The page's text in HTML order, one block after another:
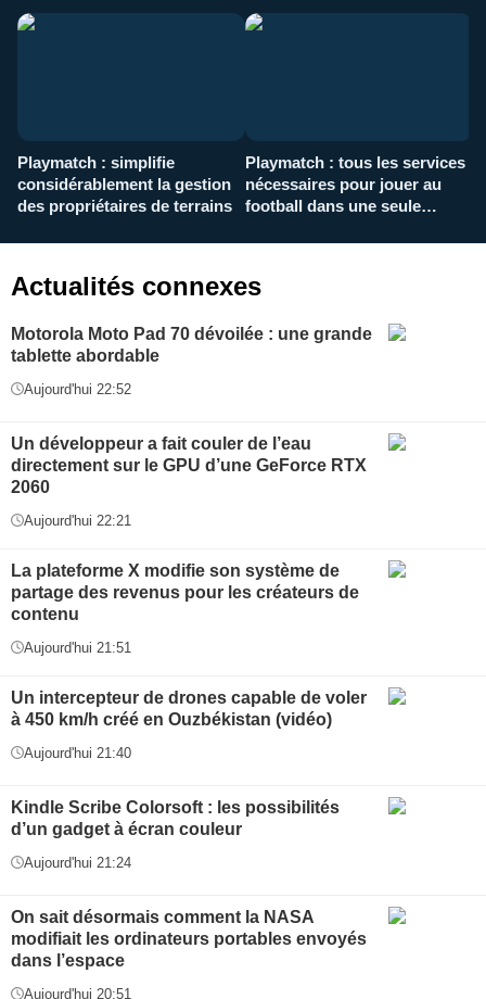
Playmatch : simplifie
considérablement la gestion
des propriétaires de terrains
Playmatch : tous les services
nécessaires pour jouer au
football dans une seule
Actualités connexes
Motorola Moto Pad 70 dévoilée : une grande
tablette abordable
Aujourd'hui 22:52
Un développeur a fait couler de l’eau
directement sur le GPU d’une GeForce RTX
2060
Aujourd'hui 22:21
La plateforme X modifie son système de
partage des revenus pour les créateurs de
contenu
Aujourd'hui 21:51
Un intercepteur de drones capable de voler
à 450 km/h créé en Ouzbékistan (vidéo)
Aujourd'hui 21:40
Kindle Scribe Colorsoft : les possibilités
d’un gadget à écran couleur
Aujourd'hui 21:24
On sait désormais comment la NASA
modifiait les ordinateurs portables envoyés
dans l’espace
Aujourd'hui 20:51